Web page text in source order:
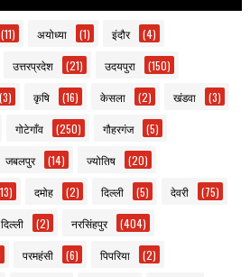
(11) अयोध्या (1) इंदौर (4)
उत्तरप्रदेश (21) उदयपुरा (150)
(3) कृषि (16) केसला (2) खंडवा (3)
गोटेगाँव (250) गौहरगंज (5)
जबलपुर (14) ज्योतिष (20)
दमोह (2) दिल्ली (5) देवरी (75)
(2) नरसिंहपुर (404)
परमहंसी (6) पिपरिया (2)